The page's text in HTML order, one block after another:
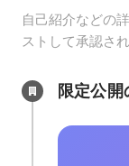
自己紹介などの
ストして承認さ
限定公